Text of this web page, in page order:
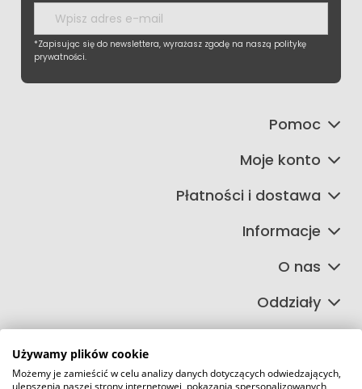
*Zapisując się do newslettera, wyrażasz zgodę na naszą politykę
prywatności.
Pomoc
Moje konto
Płatności i dostawa
Informacje
O nas
Oddziały
©2026 Wszelkie Prawa Zastrzeżone | FIRETECH Stacjonarny i
Używamy plików cookie
Możemy je zamieścić w celu analizy danych dotyczących odwiedzających,
ulepszenia naszej strony internetowej, pokazania spersonalizowanych